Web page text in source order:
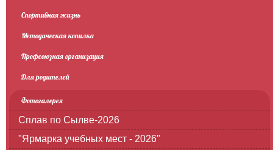
Спортивная жизнь
Методическая копилка
Профсоюзная организация
Для родителей
Фотогалерея
Сплав по Сылве-2026
"Ярмарка учебных мест - 2026"